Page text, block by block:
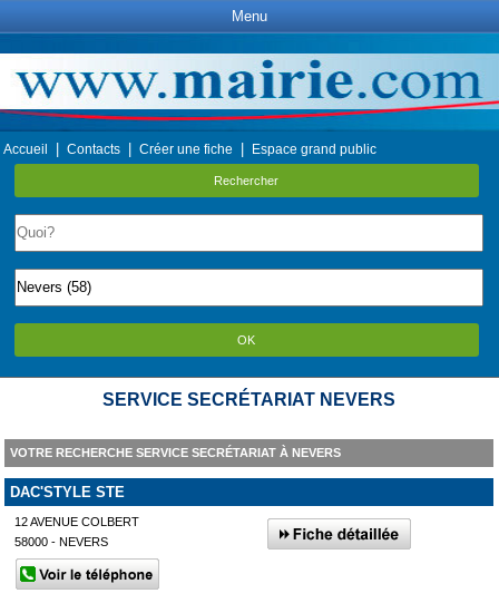
Menu
Accueil Contacts Créer une fiche Espace grand public
Rechercher
OK
SERVICE SECRÉTARIAT NEVERS
VOTRE RECHERCHE SERVICE SECRÉTARIAT À NEVERS
DAC'STYLE STE
12 AVENUE COLBERT
58000 - NEVERS